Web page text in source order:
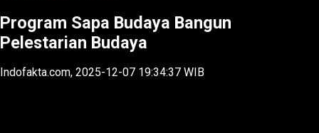
Program Sapa Budaya Bangun
Pelestarian Budaya
Indofakta.com, 2025-12-07 19:34:37 WIB